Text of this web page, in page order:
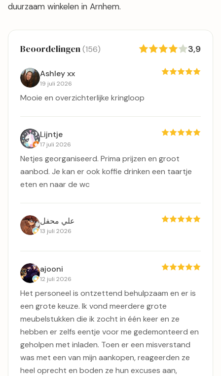
duurzaam winkelen in Arnhem.
Beoordelingen(156) 3,9
Ashley xx
19 juli 2026
Mooie en overzichterlijke kringloop
Lijntje
17 juli 2026
Netjes georganiseerd. Prima prijzen en groot
aanbod. Je kan er ook koffie drinken een taartje
eten en naar de wc
علي محفل
13 juli 2026
ajooni
12 juli 2026
Het personeel is ontzettend behulpzaam en er is
een grote keuze. Ik vond meerdere grote
meubelstukken die ik zocht in één keer en ze
hebben er zelfs eentje voor me gedemonteerd en
geholpen met inladen. Toen er een misverstand
was met een van mijn aankopen, reageerden ze
heel oprecht en boden ze hun excuses aan,